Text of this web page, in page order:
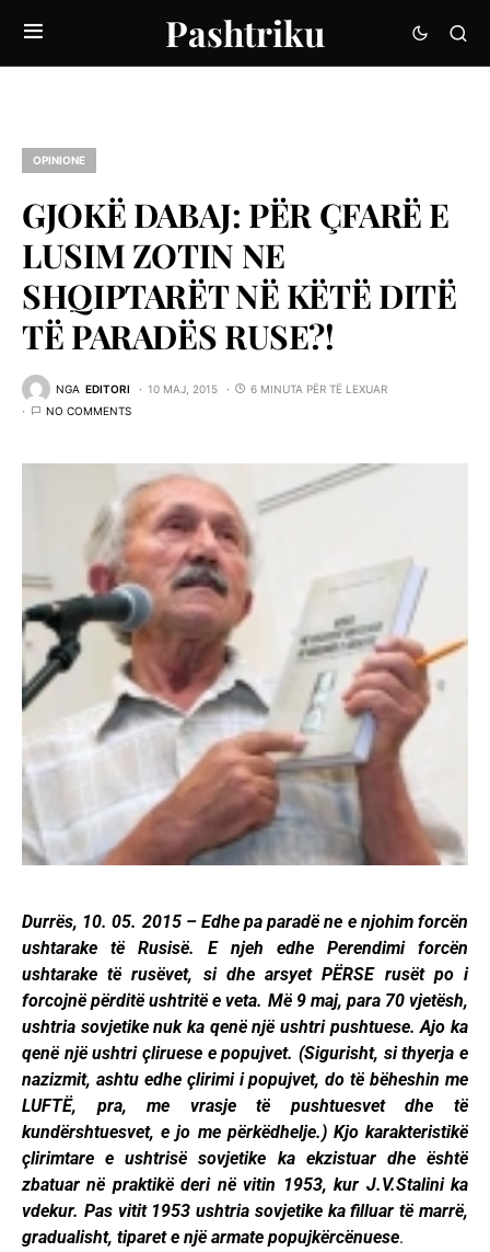
Pashtriku
OPINIONE
GJOKË DABAJ: PËR ÇFARË E
LUSIM ZOTIN NE
SHQIPTARËT NË KËTË DITË
TË PARADËS RUSE?!
NGA EDITORI 10 MAJ, 2015
6 MINUTA PËR TË LEXUAR
NO COMMENTS
Durrës, 10. 05. 2015 – Edhe pa paradë ne e njohim forcën
ushtarake të Rusisë. E njeh edhe Perendimi forcën
ushtarake të rusëvet, si dhe arsyet PËRSE rusët po i
forcojnë përditë ushtritë e veta. Më 9 maj, para 70 vjetësh,
ushtria sovjetike nuk ka qenë një ushtri pushtuese. Ajo ka
qenë një ushtri çliruese e popujvet. (Sigurisht, si thyerja e
nazizmit, ashtu edhe çlirimi i popujvet, do të bëheshin me
LUFTË, pra, me vrasje të pushtuesvet dhe të
kundërshtuesvet, e jo me përkëdhelje.) Kjo karakteristikë
çlirimtare e ushtrisë sovjetike ka ekzistuar dhe është
zbatuar në praktikë deri në vitin 1953, kur J.V.Stalini ka
vdekur. Pas vitit 1953 ushtria sovjetike ka filluar të marrë,
gradualisht, tiparet e një armate popujkërcënuese.